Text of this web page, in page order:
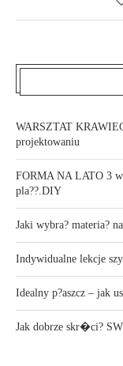
WARSZTAT
projektowaniu
FORMA NA LATO 3
pla??.DIY
Jaki wybra? materia?
Indywidualne lekcje
Idealny p?aszcz – jak
Jak dobrze skr�ci?